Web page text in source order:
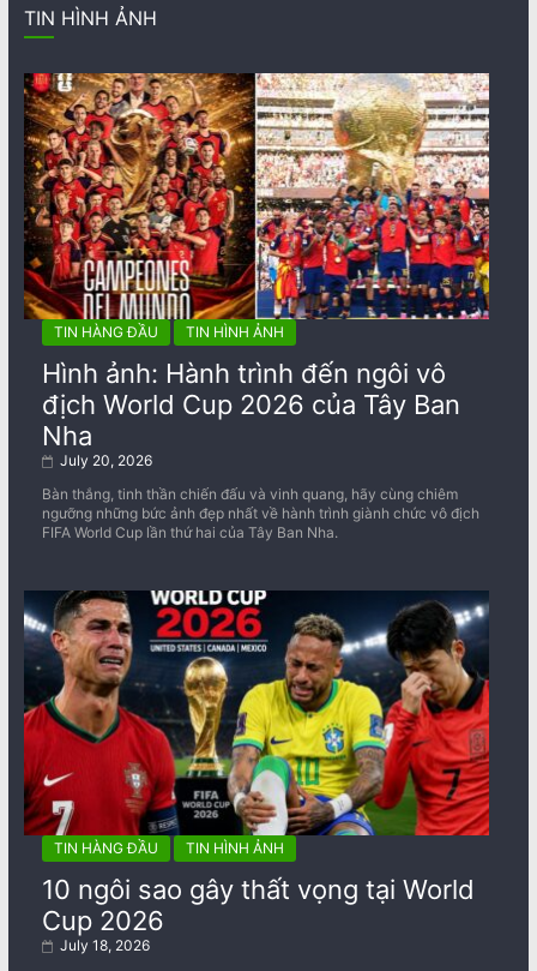
TIN HÌNH ẢNH
TIN HÀNG ĐẦU TIN HÌNH ẢNH
Hình ảnh: Hành trình đến ngôi vô
địch World Cup 2026 của Tây Ban
Nha
July 20, 2026
Bàn thắng, tinh thần chiến đấu và vinh quang, hãy cùng chiêm
ngưỡng những bức ảnh đẹp nhất về ​​hành trình giành chức vô địch
FIFA World Cup lần thứ hai của Tây Ban Nha.
TIN HÀNG ĐẦU TIN HÌNH ẢNH
10 ngôi sao gây thất vọng tại World
Cup 2026
July 18, 2026